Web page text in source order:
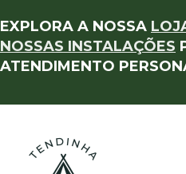
EXPLORA A NOSSA
NOSSAS INSTALAÇÕES
ATENDIMENTO